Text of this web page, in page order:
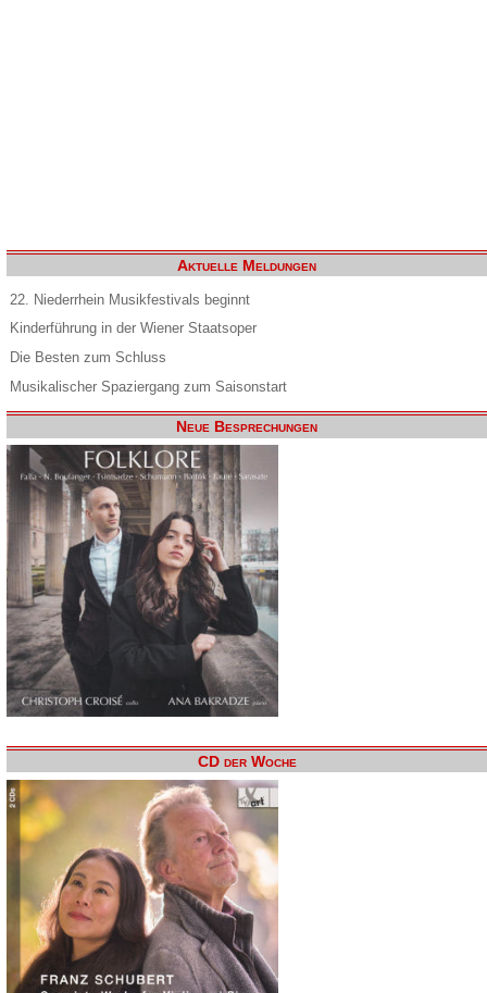
Aktuelle Meldungen
22. Niederrhein Musikfestivals beginnt
Kinderführung in der Wiener Staatsoper
Die Besten zum Schluss
Musikalischer Spaziergang zum Saisonstart
Neue Besprechungen
CD der Woche